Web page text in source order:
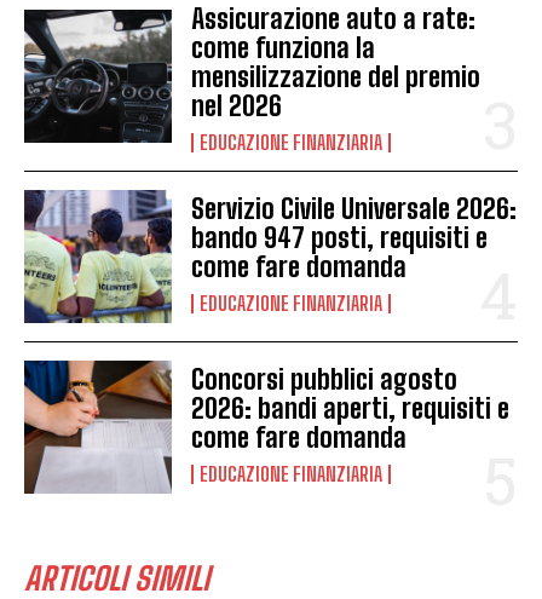
Assicurazione auto a rate:
come funziona la
mensilizzazione del premio
nel 2026
EDUCAZIONE FINANZIARIA
Servizio Civile Universale 2026:
bando 947 posti, requisiti e
come fare domanda
EDUCAZIONE FINANZIARIA
Concorsi pubblici agosto
2026: bandi aperti, requisiti e
come fare domanda
EDUCAZIONE FINANZIARIA
ARTICOLI SIMILI